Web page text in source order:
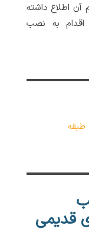
آن اطلاع داشته
اقدام به نصب
قدیمی